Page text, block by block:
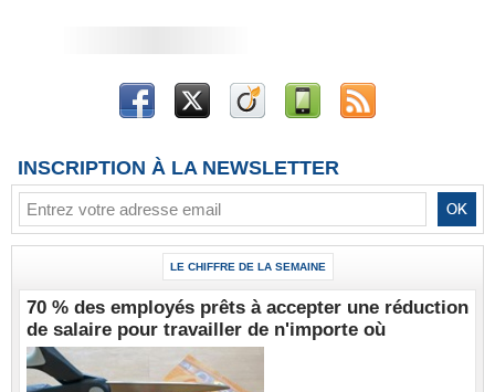
INSCRIPTION À LA NEWSLETTER
LE CHIFFRE DE LA SEMAINE
70 % des employés prêts à accepter une réduction
de salaire pour travailler de n'importe où